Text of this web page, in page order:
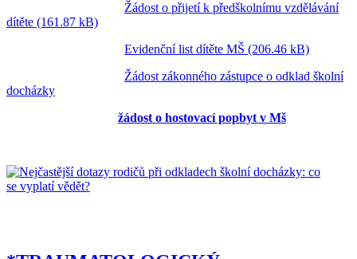
Žádost o přijetí k předškolnímu vzdělávání
dítěte (161.87 kB)
Evidenční list dítěte MŠ (206.46 kB)
Žádost zákonného zástupce o odklad školní
docházky
žádost o hostovací popbyt v Mš